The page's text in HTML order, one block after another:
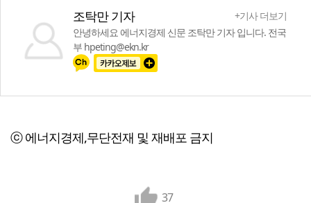
조탁만 기자
+기사 더보기
안녕하세요 에너지경제 신문 조탁만 기자 입니다. 전국
부 hpeting@ekn.kr
ⓒ 에너지경제,무단전재 및 재배포 금지
37